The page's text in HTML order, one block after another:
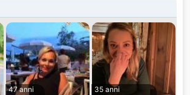
47 anni
35 anni